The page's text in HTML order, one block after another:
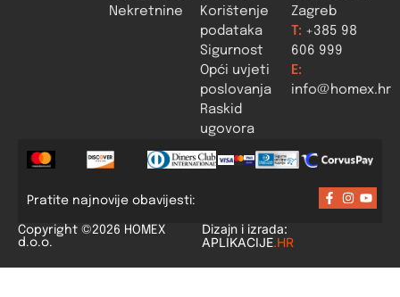
Nekretnine
Korištenje
podataka
Sigurnost
Opći uvjeti
poslovanja
Raskid
ugovora
Zagreb
T: +385 98
606 999
E:
info@homex.hr
Pratite najnovije obavijesti:
Copyright ©2026 HOMEX
d.o.o.
Dizajn i izrada:
APLIKACIJE.HR